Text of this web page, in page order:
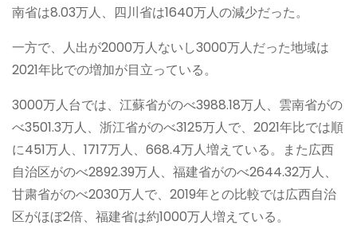
南省は8.03万人、四川省は1640万人の減少だった。
一方で、人出が2000万人ないし3000万人だった地域は
2021年比での増加が目立っている。
3000万人台では、江蘇省がのべ3988.18万人、雲南省がの
べ3501.3万人、浙江省がのべ3125万人で、2021年比では順
に451万人、1717万人、668.4万人増えている。また広西
自治区がのべ2892.39万人、福建省がのべ2644.32万人、
甘粛省がのべ2030万人で、2019年との比較では広西自治
区がほぼ2倍、福建省は約1000万人増えている。